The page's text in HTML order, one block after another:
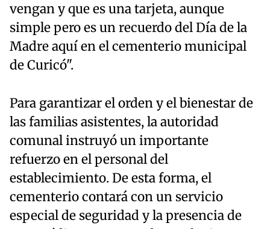
vengan y que es una tarjeta, aunque
simple pero es un recuerdo del Día de la
Madre aquí en el cementerio municipal
de Curicó".
Para garantizar el orden y el bienestar de
las familias asistentes, la autoridad
comunal instruyó un importante
refuerzo en el personal del
establecimiento. De esta forma, el
cementerio contará con un servicio
especial de seguridad y la presencia de